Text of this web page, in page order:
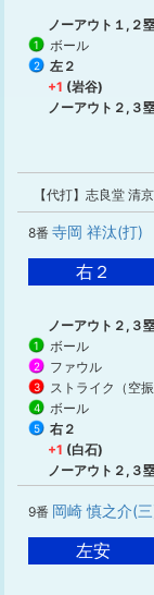
ノーアウト１,２
1 ボール
2
左２
+1 (岩谷)
ノーアウト２,３
【代打】志良堂 清
8番 寺岡 祥汰(打)
右２
ノーアウト２,３
1 ボール
2 ファウル
3 ストライク（空振
4 ボール
5
右２
+1 (白石)
ノーアウト２,３
9番 岡崎 慎之介(
左安